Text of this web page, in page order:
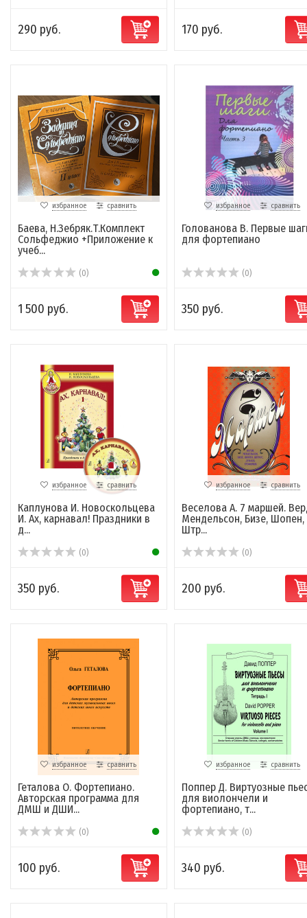
290 руб. 170 руб.
избранное сравнить
Баева, Н.Зебряк.Т.Комплект
Сольфеджио +Приложение к
учеб...
(0)
1 500 руб.
избранное сравнить
Голованова В. Первые
для фортепиано
(0)
350 руб.
избранное сравнить
Каплунова И. Новоскольцева
И. Ах, карнавал! Праздники в
д...
(0)
350 руб.
избранное сравнить
Веселова А. 7 маршей.
Мендельсон, Бизе, Шопен,
Штр...
(0)
200 руб.
избранное сравнить
Геталова О. Фортепиано.
Авторская программа для
ДМШ и ДШИ...
(0)
100 руб.
избранное сравнить
Поппер Д. Виртуозные
для виолончели и
фортепиано, т...
(0)
340 руб.